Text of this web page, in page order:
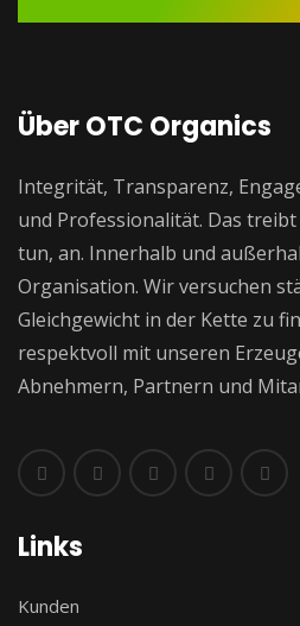
Über OTC Organics
Integrität, Transparenz,
und Professionalität. Das
tun, an. Innerhalb und
Organisation. Wir versuchen
Gleichgewicht in der Kette zu
respektvoll mit unseren
Abnehmern, Partnern und
Links
Kunden